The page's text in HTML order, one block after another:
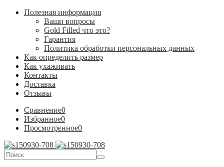
Полезная информация
Ваши вопросы
Gold Filled что это?
Гарантия
Политика обработки персональных данных
Как определить размер
Как ухаживать
Контакты
Доставка
Отзывы
Сравнение0
Избранное0
Просмотренное0